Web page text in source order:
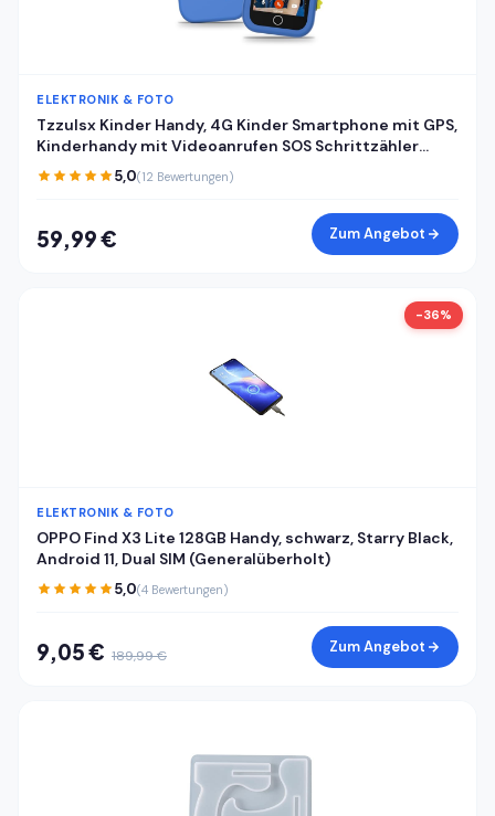
ELEKTRONIK & FOTO
Tzzulsx Kinder Handy, 4G Kinder Smartphone mit GPS,
Kinderhandy mit Videoanrufen SOS Schrittzähler
Klassenmodus Wecker, Kindertelefon
Geburtstagsgeschenk Geschenke für Mädchen
5,0(12 Bewertungen)
59,99 € Zum Angebot
-36%
ELEKTRONIK & FOTO
OPPO Find X3 Lite 128GB Handy, schwarz, Starry Black,
Android 11, Dual SIM (Generalüberholt)
5,0(4 Bewertungen)
9,05 € 189,99 € Zum Angebot